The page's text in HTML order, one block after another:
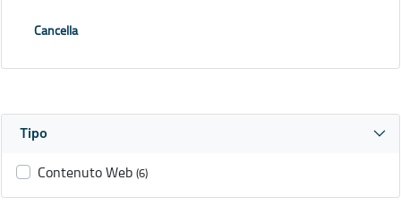
Cancella
Tipo
Contenuto Web (6)